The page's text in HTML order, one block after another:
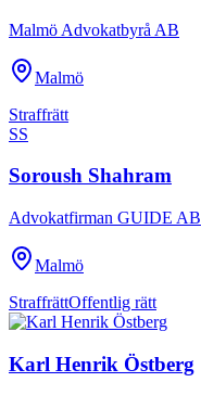
Malmö Advokatbyrå AB
Malmö
Straffrätt
SS
Soroush Shahram
Advokatfirman GUIDE AB
Malmö
StraffrättOffentlig rätt
Karl Henrik Östberg